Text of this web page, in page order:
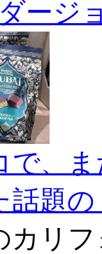
ージ
で、
話題
カリ